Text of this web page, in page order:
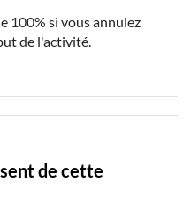
100% si vous annulez
de l'activité.
de cette